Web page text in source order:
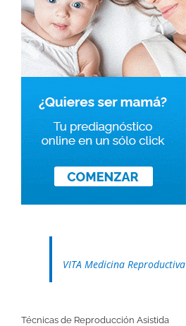
VITA Medicina Reproductiva
Técnicas de Reproducción Asistida